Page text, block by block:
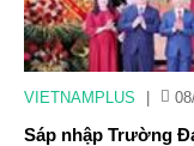
VIETNAMPLUS
Sáp nhập Trường